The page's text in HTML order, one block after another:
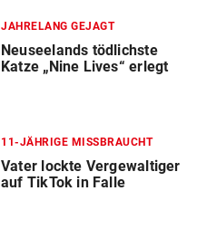
JAHRELANG GEJAGT
Neuseelands tödlichste
Katze „Nine Lives“ erlegt
11-JÄHRIGE MISSBRAUCHT
Vater lockte Vergewaltiger
auf TikTok in Falle